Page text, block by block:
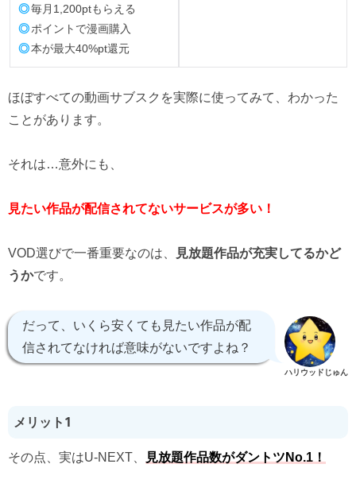
◎毎月1,200ptもらえる
◎ ポイントで漫画購入
◎本が最大40%pt還元
ほぼすべての動画サブスクを実際に使ってみて、わかった
ことがあります。
それは…意外にも、
見たい作品が配信されてないサービスが多い！
VOD選びで一番重要なのは、
見放題作品が充実してるかど
うかです。
だって、いくら安くても見たい作品が配
信されてなければ意味がないですよね？
ハリウッドじゅん
メリット1
その点、実はU-NEXT、 見放題作品数がダントツNo.1！